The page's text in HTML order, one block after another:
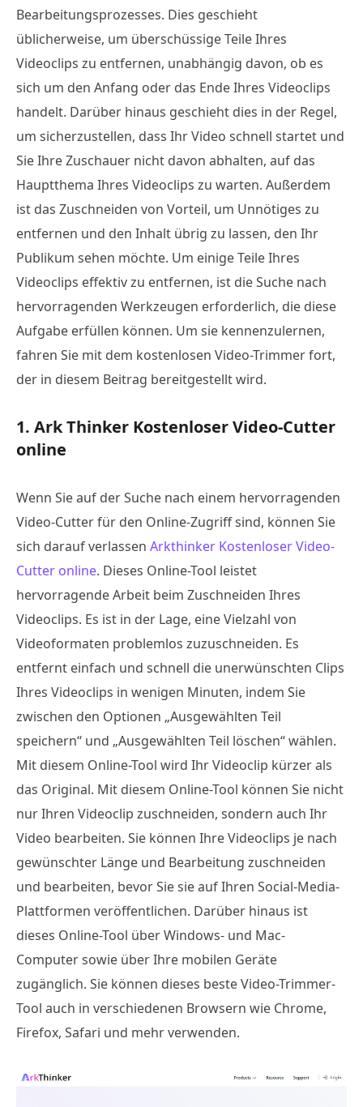
Bearbeitungsprozesses. Dies geschieht
üblicherweise, um überschüssige Teile Ihres
Videoclips zu entfernen, unabhängig davon, ob es
sich um den Anfang oder das Ende Ihres Videoclips
handelt. Darüber hinaus geschieht dies in der Regel,
um sicherzustellen, dass Ihr Video schnell startet und
Sie Ihre Zuschauer nicht davon abhalten, auf das
Hauptthema Ihres Videoclips zu warten. Außerdem
ist das Zuschneiden von Vorteil, um Unnötiges zu
entfernen und den Inhalt übrig zu lassen, den Ihr
Publikum sehen möchte. Um einige Teile Ihres
Videoclips effektiv zu entfernen, ist die Suche nach
hervorragenden Werkzeugen erforderlich, die diese
Aufgabe erfüllen können. Um sie kennenzulernen,
fahren Sie mit dem kostenlosen Video-Trimmer fort,
der in diesem Beitrag bereitgestellt wird.
1. Ark Thinker Kostenloser Video-Cutter
online
Wenn Sie auf der Suche nach einem hervorragenden
Video-Cutter für den Online-Zugriff sind, können Sie
sich darauf verlassen Arkthinker Kostenloser Video-
Cutter online. Dieses Online-Tool leistet
hervorragende Arbeit beim Zuschneiden Ihres
Videoclips. Es ist in der Lage, eine Vielzahl von
Videoformaten problemlos zuzuschneiden. Es
entfernt einfach und schnell die unerwünschten Clips
Ihres Videoclips in wenigen Minuten, indem Sie
zwischen den Optionen „Ausgewählten Teil
speichern“ und „Ausgewählten Teil löschen“ wählen.
Mit diesem Online-Tool wird Ihr Videoclip kürzer als
das Original. Mit diesem Online-Tool können Sie nicht
nur Ihren Videoclip zuschneiden, sondern auch Ihr
Video bearbeiten. Sie können Ihre Videoclips je nach
gewünschter Länge und Bearbeitung zuschneiden
und bearbeiten, bevor Sie sie auf Ihren Social-Media-
Plattformen veröffentlichen. Darüber hinaus ist
dieses Online-Tool über Windows- und Mac-
Computer sowie über Ihre mobilen Geräte
zugänglich. Sie können dieses beste Video-Trimmer-
Tool auch in verschiedenen Browsern wie Chrome,
Firefox, Safari und mehr verwenden.